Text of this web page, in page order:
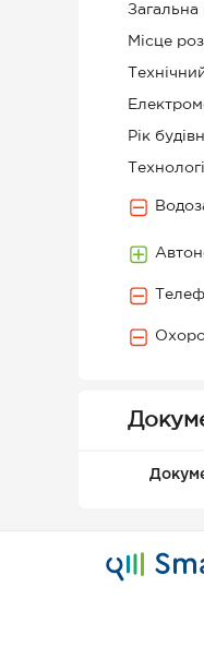
Загальна
Місце
Рік